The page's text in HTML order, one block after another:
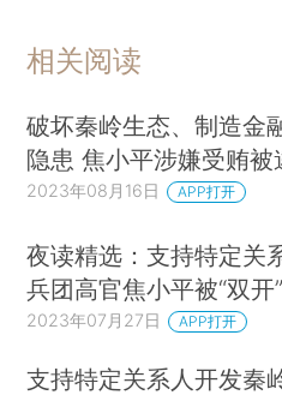
相关阅读
破坏秦岭生态、制造金
隐患 焦小平涉嫌受贿被
2023年08月16日 APP打开
夜读精选：支持特定关
兵团高官焦小平被“双开”
2023年07月27日 APP打开
支持特定关系人开发秦